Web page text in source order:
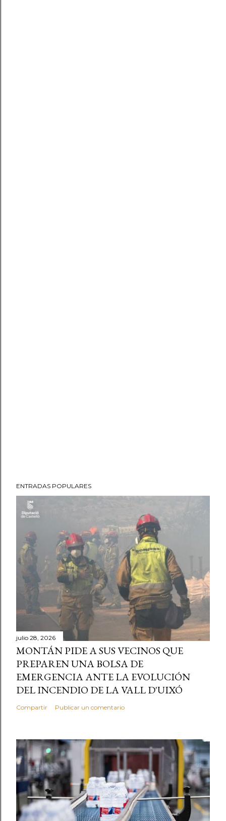
ENTRADAS POPULARES
julio 28, 2026
MONTÁN PIDE A SUS VECINOS QUE
PREPAREN UNA BOLSA DE
EMERGENCIA ANTE LA EVOLUCIÓN
DEL INCENDIO DE LA VALL D'UIXÓ
Compartir Publicar un comentario